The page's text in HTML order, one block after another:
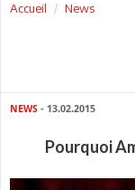
Accueil News
NEWS - 13.02.2015
Pourquoi